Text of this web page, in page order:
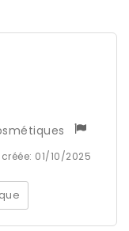
01/10/2025